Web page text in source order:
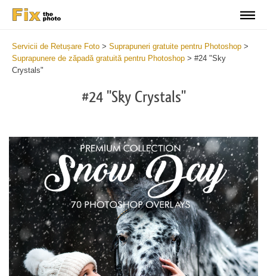
Servicii de Retușare Foto > Suprapuneri gratuite pentru Photoshop >
Suprapunere de zăpadă gratuită pentru Photoshop > #24 "Sky
Crystals"
#24 "Sky Crystals"